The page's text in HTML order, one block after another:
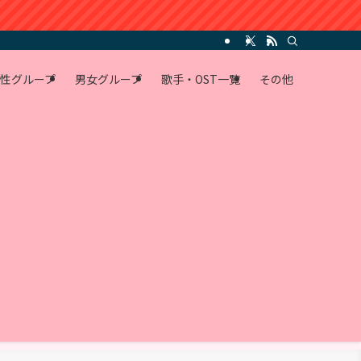
グループ 男女グループ 歌手・OST一覧 その他